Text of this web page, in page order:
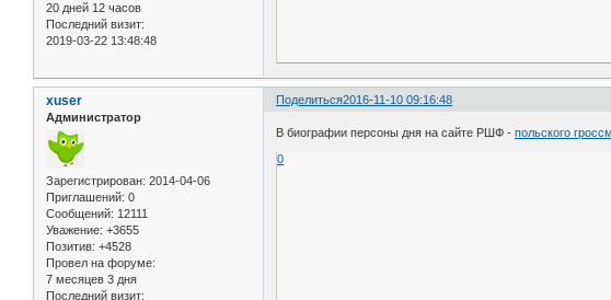
20 дней 12 часов
Последний визит:
2019-03-22 13:48:48
Поделиться2016-11-10 09:16:48
xuser
Администратор
Зарегистрирован: 2014-04-06
Приглашений: 0
Сообщений: 12111
Уважение: +3655
Позитив: +4528
Провел на форуме:
7 месяцев 3 дня
Последний визит:
В биографии персоны дня на сайте РШФ -польского
0